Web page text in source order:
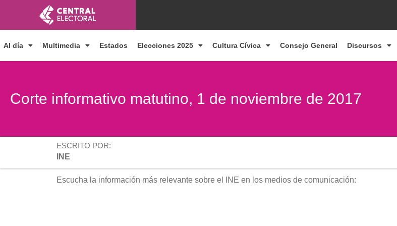
contenido
Al día Multimedia Estados Elecciones 2025 Cultura Cívica Consejo General Discursos
Corte informativo matutino, 1 de noviembre de 2017
ESCRITO POR:
INE
Escucha la información más relevante sobre el INE en los medios de comunicación: